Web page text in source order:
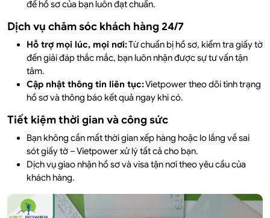
để hồ sơ của bạn luôn đạt chuẩn.
Dịch vụ chăm sóc khách hàng 24/7
Hỗ trợ mọi lúc, mọi nơi:Từ chuẩn bị hồ sơ, kiểm tra giấy tờ
đến giải đáp thắc mắc, bạn luôn nhận được sự tư vấn tận
tâm.
Cập nhật thông tin liên tục:Vietpower theo dõi tình trạng
hồ sơ và thông báo kết quả ngay khi có.
Tiết kiệm thời gian và công sức
Bạn không cần mất thời gian xếp hàng hoặc lo lắng về sai
sót giấy tờ – Vietpower xử lý tất cả cho bạn.
Dịch vụ giao nhận hồ sơ và visa tận nơi theo yêu cầu của
khách hàng.